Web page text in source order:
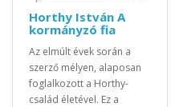
Horthy István A
kormányzó fia
Az elmúlt évek során a
szerző mélyen, alaposan
foglalkozott a Horthy-
család életével. Ez a